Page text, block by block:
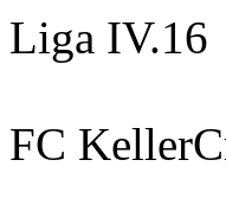
Liga IV.16
FC